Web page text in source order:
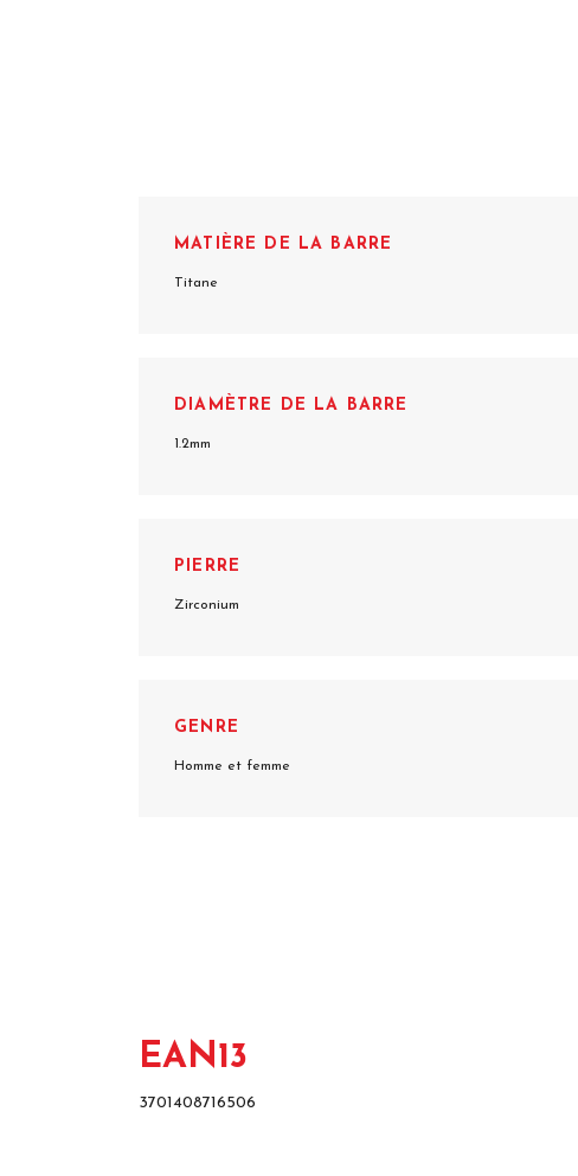
MATIÈRE DE LA BARRE
Titane
DIAMÈTRE DE LA BARRE
1.2mm
PIERRE
Zirconium
GENRE
Homme et femme
EAN13
3701408716506